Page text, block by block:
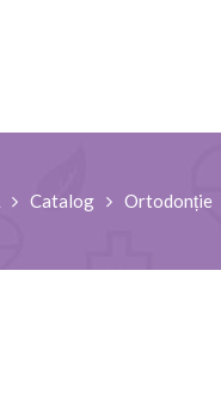
Catalog Ortodonție